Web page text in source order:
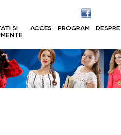
SI
ACCES PROGRAM